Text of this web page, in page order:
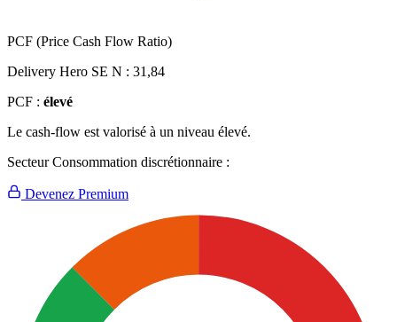
PCF (Price Cash Flow Ratio)
Delivery Hero SE N : 31,84
PCF : élevé
Le cash-flow est valorisé à un niveau élevé.
Secteur Consommation discrétionnaire :
Devenez Premium